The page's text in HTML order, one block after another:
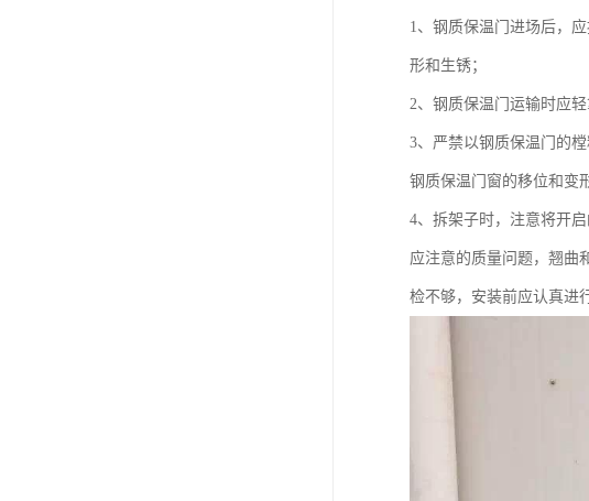
1、钢质保温门进场后，
形和生锈；
2、钢质保温门运输时应
3、严禁以钢质保温门的
钢质保温门窗的移位和变
4、拆架子时，注意将开
应注意的质量问题，翘曲
检不够，安装前应认真进